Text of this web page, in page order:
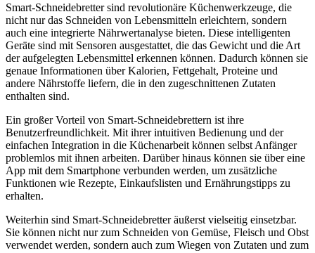
Smart-Schneidebretter sind revolutionäre Küchenwerkzeuge, die
nicht nur das Schneiden von Lebensmitteln erleichtern, sondern
auch eine integrierte Nährwertanalyse bieten. Diese intelligenten
Geräte sind mit Sensoren ausgestattet, die das Gewicht und die Art
der aufgelegten Lebensmittel erkennen können. Dadurch können sie
genaue Informationen über Kalorien, Fettgehalt, Proteine und
andere Nährstoffe liefern, die in den zugeschnittenen Zutaten
enthalten sind.
Ein großer Vorteil von Smart-Schneidebrettern ist ihre
Benutzerfreundlichkeit. Mit ihrer intuitiven Bedienung und der
einfachen Integration in die Küchenarbeit können selbst Anfänger
problemlos mit ihnen arbeiten. Darüber hinaus können sie über eine
App mit dem Smartphone verbunden werden, um zusätzliche
Funktionen wie Rezepte, Einkaufslisten und Ernährungstipps zu
erhalten.
Weiterhin sind Smart-Schneidebretter äußerst vielseitig einsetzbar.
Sie können nicht nur zum Schneiden von Gemüse, Fleisch und Obst
verwendet werden, sondern auch zum Wiegen von Zutaten und zum